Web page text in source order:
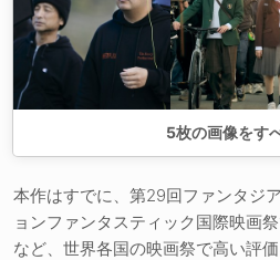
5枚の画像をす
本作はすでに、第29回ファンタジ
ョンファンタスティック国際映画
など、世界各国の映画祭で高い評